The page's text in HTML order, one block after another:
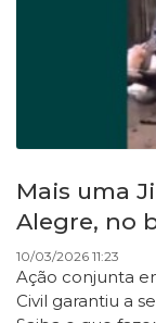
Mais uma
Alegre, no
10/03/2026 11:23
Ação conjunta
Civil garantiu a